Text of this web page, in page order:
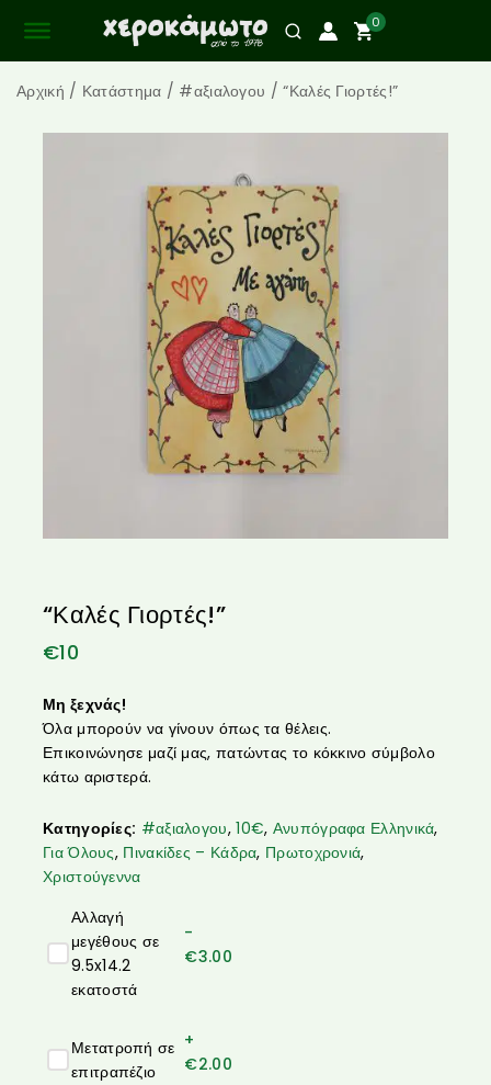
0
Αρχική / Κατάστημα / #αξιαλογου / “Καλές Γιορτές!”
“Καλές Γιορτές!”
€10
Μη ξεχνάς!
Όλα μπορούν να γίνουν όπως τα θέλεις.
Επικοινώνησε μαζί μας, πατώντας το κόκκινο σύμβολο
κάτω αριστερά.
Κατηγορίες: #αξιαλογου,10€, Ανυπόγραφα Ελληνικά,
Για Όλους, Πινακίδες – Κάδρα, Πρωτοχρονιά,
Χριστούγεννα
Αλλαγή
μεγέθους σε
9.5x14.2
εκατοστά
-
€3.00
Μετατροπή σε
επιτραπέζιο
+
€2.00